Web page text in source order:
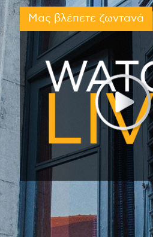
Μας βλέπετε ζωντανά